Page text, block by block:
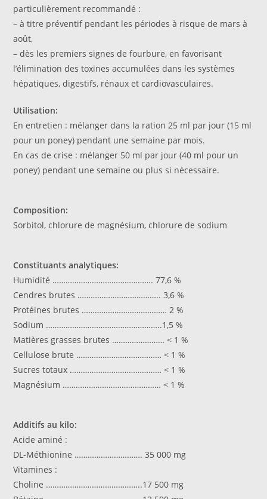
particulièrement recommandé :
– à titre préventif pendant les périodes à risque de mars à
août,
– dès les premiers signes de fourbure, en favorisant
l’élimination des toxines accumulées dans les systèmes
hépatiques, digestifs, rénaux et cardiovasculaires.
Utilisation:
En entretien : mélanger dans la ration 25 ml par jour (15 ml
pour un poney) pendant une semaine par mois.
En cas de crise : mélanger 50 ml par jour (40 ml pour un
poney) pendant une semaine ou plus si nécessaire.
Composition:
Sorbitol, chlorure de magnésium, chlorure de sodium
Constituants analytiques:
Humidité ………………………………………. 77,6 %
Cendres brutes ……………………………….. 3,6 %
Protéines brutes ………………………………… 2 %
Sodium ……………………………………………..1,5 %
Matières grasses brutes …………………… < 1 %
Cellulose brute ………………………………… < 1 %
Sucres totaux …………………………………… < 1 %
Magnésium ……………………………………… < 1 %
Additifs au kilo:
Acide aminé :
DL-Méthionine …………………………. 35 000 mg
Vitamines :
Choline ……………………………………..17 500 mg